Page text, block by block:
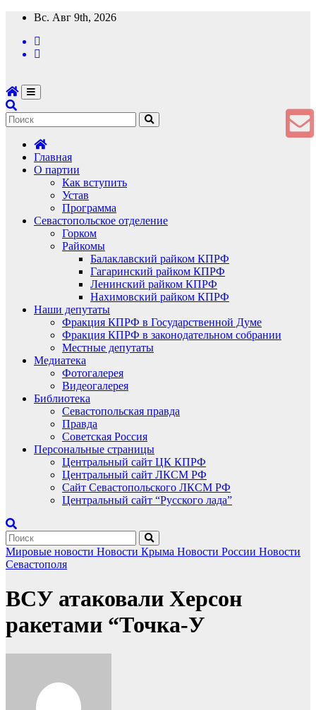
Перейти
содержимому
Вс. Авг 9th, 2026
Главная
О партии
Как вступить
Устав
Программа
Севастопольское отделение
Горком
Райкомы
Балаклавский райком КПРФ
Гагаринский райком КПРФ
Ленинский райком КПРФ
Нахимовский райком КПРФ
Наши депутаты
Фракция КПРФ в Государственной Думе
Фракция КПРФ в законодательном собрании
Местные депутаты
Медиатека
Фотогалерея
Видеогалерея
Библиотека
Севастопольская правда
Правда
Советская Россия
Персональные страницы
Центральный сайт ЦК КПРФ
Центральный сайт ЛКСМ РФ
Сайт Севастопольского ЛКСМ РФ
Центральный сайт “Русского лада”
Мировые новости Новости Крыма Новости России Новости
Севастополя
ВСУ атаковали Херсон
ракетами “Точка-У